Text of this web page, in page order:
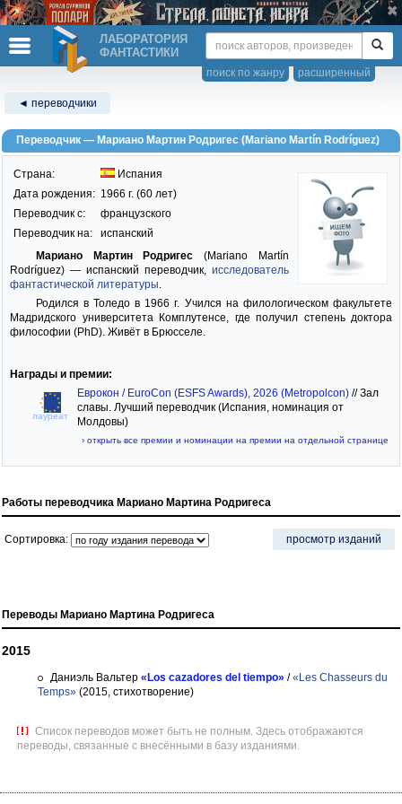
ЛАБОРАТОРИЯ
ФАНТАСТИКИ
расширенный
поиск по жанру
◄ переводчики
Переводчик — Мариано Мартин Родригес (Mariano Martín Rodríguez)
Страна:
Испания
Дата рождения: 1966 г. (60 лет)
Переводчик c:
французского
Переводчик на:
испанский
Мариано Мартин Родригес (Mariano Martín
Rodríguez) — испанский переводчик, исследователь
фантастической литературы.
Родился в Толедо в 1966 г. Учился на филологическом факультете
Мадридского университета Комплутенсе, где получил степень доктора
философии (PhD). Живёт в Брюсселе.
Награды и премии:
лауреат
Еврокон / EuroCon (ESFS Awards), 2026 (Metropolcon) //Зал
славы. Лучший переводчик (Испания, номинация от
Молдовы)
› открыть все премии и номинации на премии на отдельной странице
Работы переводчика Мариано Мартина Родригеса
Сортировка: просмотр изданий
Переводы Мариано Мартина Родригеса
2015
Даниэль Вальтер «Los cazadores del tiempo» /«Les Chasseurs du
Temps» (2015, стихотворение)
Список переводов может быть не полным. Здесь отображаются
переводы, связанные с внесёнными в базу изданиями.